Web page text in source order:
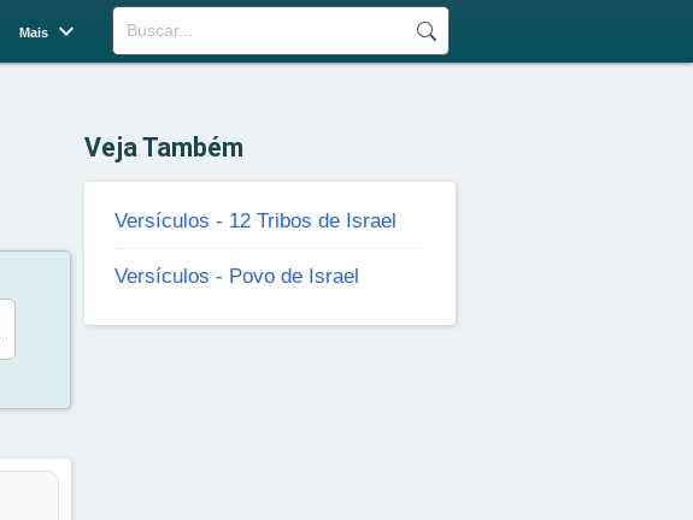
Mais 
Veja Também
Versículos - 12 Tribos de Israel
Versículos - Povo de Israel